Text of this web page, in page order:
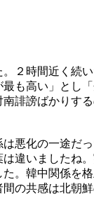
２時間近く続
も高い」とし
誹謗ばかりす
悪化の一途だ
違いましたね
。韓中関係を
の共感は北朝